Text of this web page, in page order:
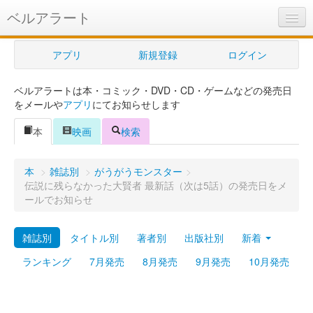
ベルアラート
ベルアラートとは
ヘルプ
新規登録
ログイン
購入管理
プレミアム
アプリ 新規登録 ログイン
ベルアラートは本・コミック・DVD・CD・ゲームなどの発売日
をメールやアプリ にてお知らせします
本
映画 検索
本 > 雑誌別 > がうがうモンスター >
伝説に残らなかった大賢者 最新話（次は5話）の発売日をメ
ールでお知らせ
雑誌別 タイトル別 著者別 出版社別
新着
ランキング
7月発売 8月発売 9月発売 10月発売